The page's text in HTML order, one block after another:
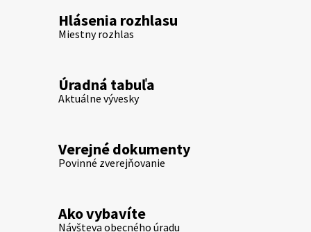
Hlásenia rozhlasu
Miestny rozhlas
Úradná tabuľa
Aktuálne vývesky
Verejné dokumenty
Povinné zverejňovanie
Ako vybavíte
Návšteva obecného úradu